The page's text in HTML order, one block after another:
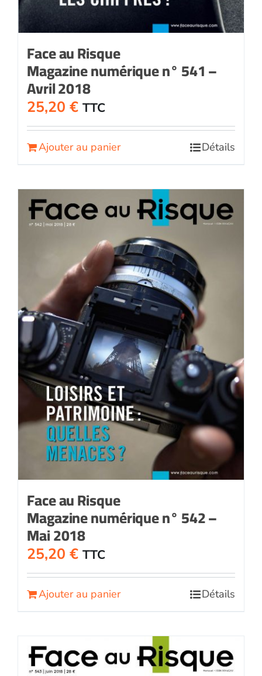
Face au Risque
Magazine numérique n° 541 –
Avril 2018
25,20 € TTC
Ajouter au panier Détails
Face au Risque
Magazine numérique n° 542 –
Mai 2018
25,20 € TTC
Ajouter au panier Détails